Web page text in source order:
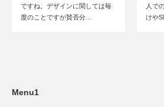
ですね。デザインに関しては毎
度のことですが賛否分…
人で
けや
Menu1